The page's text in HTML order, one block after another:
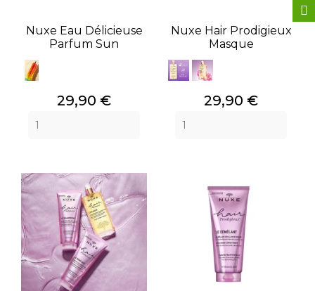
Nuxe Eau Délicieuse
Parfum Sun
Prix
29,90 €
Nuxe Hair Prodigieux
Masque
Prix
29,90 €